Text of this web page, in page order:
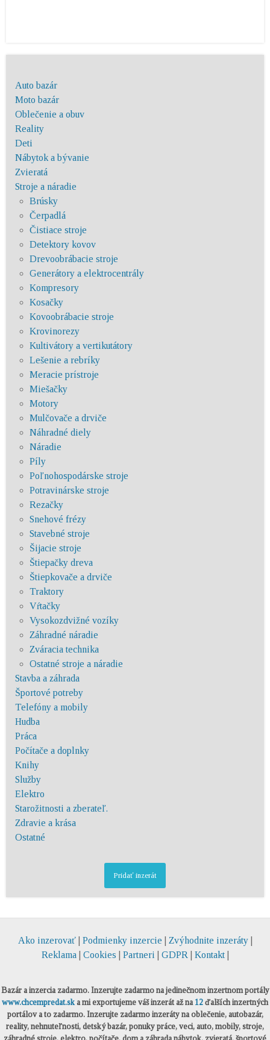
Auto bazár
Moto bazár
Oblečenie a obuv
Reality
Deti
Nábytok a bývanie
Zvieratá
Stroje a náradie
Brúsky
Čerpadlá
Čistiace stroje
Detektory kovov
Drevoobrábacie stroje
Generátory a elektrocentrály
Kompresory
Kosačky
Kovoobrábacie stroje
Krovinorezy
Kultivátory a vertikutátory
Lešenie a rebríky
Meracie prístroje
Miešačky
Motory
Mulčovače a drviče
Náhradné diely
Náradie
Píly
Poľnohospodárske stroje
Potravinárske stroje
Rezačky
Snehové frézy
Stavebné stroje
Šijacie stroje
Štiepačky dreva
Štiepkovače a drviče
Traktory
Vŕtačky
Vysokozdvižné vozíky
Záhradné náradie
Zváracia technika
Ostatné stroje a náradie
Stavba a záhrada
Športové potreby
Telefóny a mobily
Hudba
Práca
Počítače a doplnky
Knihy
Služby
Elektro
Starožitnosti a zberateľ.
Zdravie a krása
Ostatné
Pridať inzerát
Ako inzerovať Podmienky inzercie Zvýhodnite inzeráty|
Reklama| Cookies Partneri GDPR Kontakt|
Bazár a inzercia zadarmo. Inzerujte zadarmo na jedinečnom inzertnom portály
www.chcempredat.sk a mi exportujeme váš inzerát až na 12 ďalších inzertných
portálov a to zadarmo. Inzerujte zadarmo inzeráty na oblečenie, autobazár,
reality, nehnuteľnosti, detský bazár, ponuky práce, veci, auto, mobily, stroje,